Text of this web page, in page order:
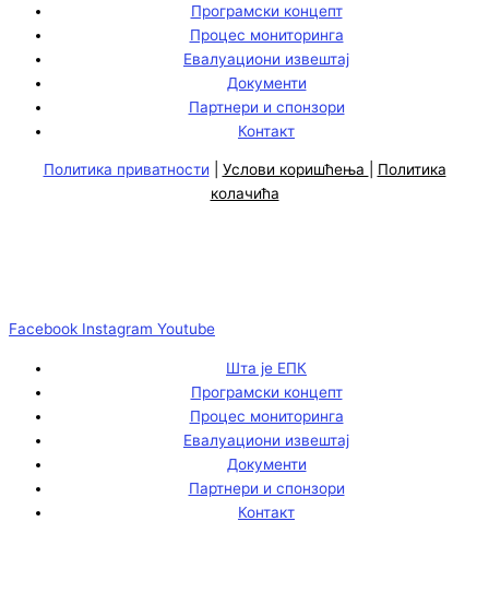
Програмски концепт
Процес мониторинга
Евалуациони извештај
Документи
Партнери и спонзори
Контакт
Политика приватности Услови коришћења
Политика
колачића
Facebook Instagram Youtube
Шта је ЕПК
Програмски концепт
Процес мониторинга
Евалуациони извештај
Документи
Партнери и спонзори
Контакт